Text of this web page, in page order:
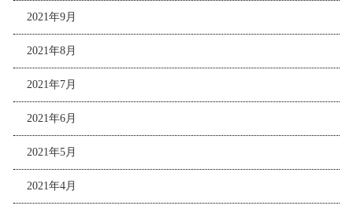
2021年9月
2021年8月
2021年7月
2021年6月
2021年5月
2021年4月